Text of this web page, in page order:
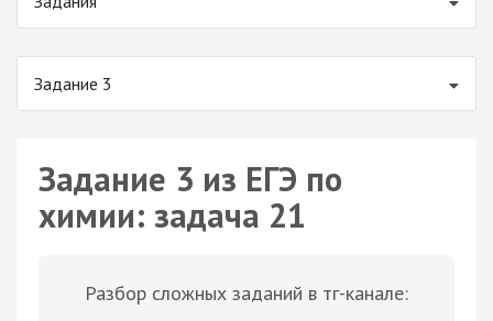
Задание 3
Задание 3 из ЕГЭ по
химии: задача 21
Разбор сложных заданий в тг-канале: